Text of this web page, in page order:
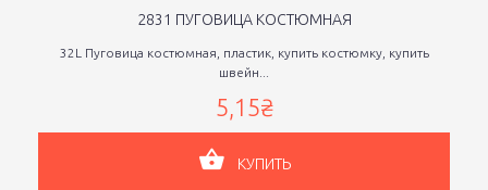
2831 ПУГОВИЦА КОСТЮМНАЯ
32L Пуговица костюмная, пластик, купить костюмку, купить
швейн...
5,15₴
КУПИТЬ